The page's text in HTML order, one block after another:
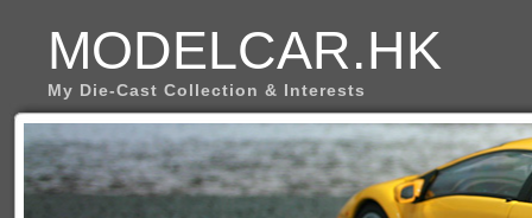
MODELCAR.HK
My Die-Cast Collection & Interests